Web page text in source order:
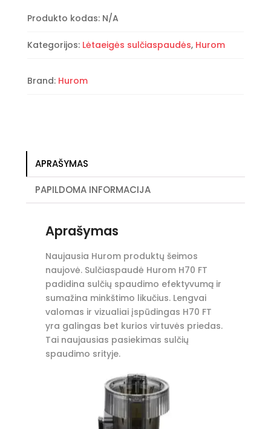
Easy
Produkto kodas: N/A
Kategorijos: Lėtaeigės sulčiaspaudės, Hurom
Brand: Hurom
APRAŠYMAS
PAPILDOMA INFORMACIJA
Aprašymas
Naujausia Hurom produktų šeimos
naujovė. Sulčiaspaudė Hurom H70 FT
padidina sulčių spaudimo efektyvumą ir
sumažina minkštimo likučius. Lengvai
valomas ir vizualiai įspūdingas H70 FT
yra galingas bet kurios virtuvės priedas.
Tai naujausias pasiekimas sulčių
spaudimo srityje.